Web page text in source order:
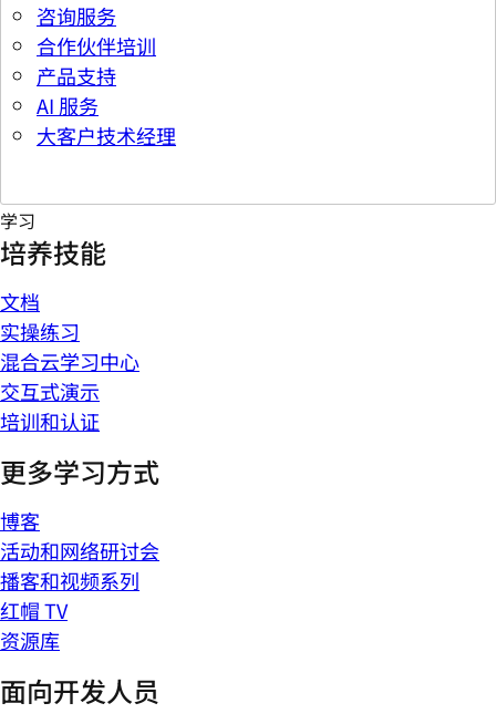
咨询服务
合作伙伴培训
产品支持
AI 服务
大客户技术经理
学习
培养技能
文档
实操练习
混合云学习中心
交互式演示
培训和认证
更多学习方式
博客
活动和网络研讨会
播客和视频系列
红帽 TV
资源库
面向开发人员